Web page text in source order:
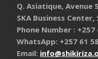
Q. Asiatique, Avenue
SKA Business
Phone Number : +257
WhatsApp: +257 61
Email: